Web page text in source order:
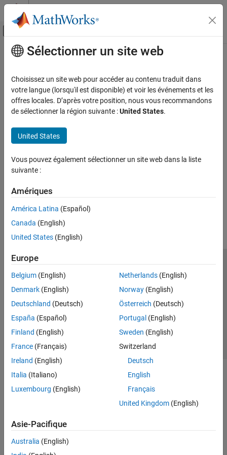
Passer au contenu
Activer/désactiver l'affichage du menu
Accueil de la documentation
C2000 Microcontroller Blockset
Contenu principal
HRCAP
HRCAP pin assignment
Select the GPIO pin for the respective HRCAP module.
Sélectionner un site web
Choisissez un site web pour accéder au contenu traduit dans
votre langue (lorsqu'il est disponible) et voir les événements et les
offres locales. D’après votre position, nous vous recommandons
de sélectionner la région suivante :United States.
United States
Vous pouvez également sélectionner un site web dans la liste
suivante :
Amériques
América Latina (Español)
Canada (English)
United States (English)
Europe
Belgium (English)
Denmark (English)
Deutschland (Deutsch)
España (Español)
Finland (English)
France (Français)
Ireland (English)
Italia (Italiano)
Luxembourg (English)
Netherlands(English)
Norway(English)
Österreich (Deutsch)
Portugal (English)
Sweden (English)
Switzerland
Deutsch
English
Français
United Kingdom(English)
Asie-Pacifique
Australia (English)
Lutte anti-piratage
Contacts locaux
© 1994-2026 The MathWorks, Inc.